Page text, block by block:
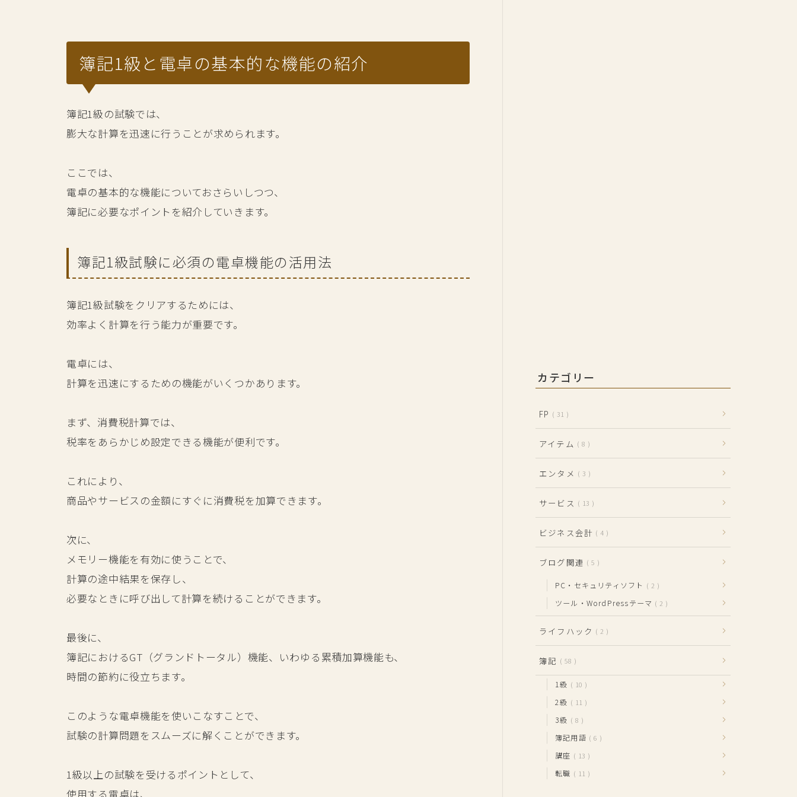
簿記1級と電卓の基本的な機能の紹介
簿記1級の試験では、
膨大な計算を迅速に行うことが求められます。
ここでは、
電卓の基本的な機能についておさらいしつつ、
簿記に必要なポイントを紹介していきます。
簿記1級試験に必須の電卓機能の活用法
簿記1級試験をクリアするためには、
効率よく計算を行う能力が重要です。
電卓には、
計算を迅速にするための機能がいくつかあります。
まず、消費税計算では、
税率をあらかじめ設定できる機能が便利です。
これにより、
商品やサービスの金額にすぐに消費税を加算できます。
次に、
メモリー機能を有効に使うことで、
計算の途中結果を保存し、
必要なときに呼び出して計算を続けることができます。
最後に、
簿記におけるGT（グランドトータル）機能、いわゆる累積加算機能も、
時間の節約に役立ちます。
このような電卓機能を使いこなすことで、
試験の計算問題をスムーズに解くことができます。
1級以上の試験を受けるポイントとして、
使用する電卓は、
カテゴリー
FP 31
アイテム 8
エンタメ 3
サービス 13
ビジネス会計 4
ブログ関連 5
PC・セキュリティソフト 2
ツール・WordPressテーマ 2
ライフハック 2
簿記 58
1級 10
2級 11
3級 8
簿記用語 6
講座 13
転職 11